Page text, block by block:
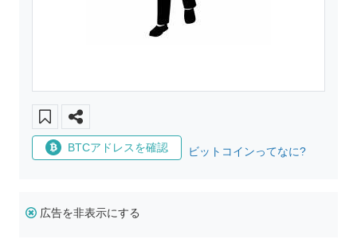
BTCアドレスを確認 ビットコインってなに?
広告を非表示にする